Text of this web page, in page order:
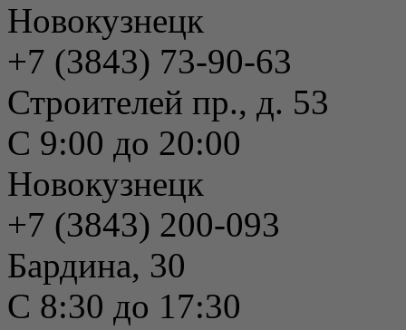
Новокузнецк
+7 (3843) 73-90-63
Строителей пр., д. 53
С 9:00 до 20:00
Новокузнецк
+7 (3843) 200-093
Бардина, 30
С 8:30 до 17:30